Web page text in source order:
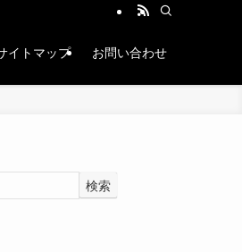
イトマップ お問い合わせ
検索